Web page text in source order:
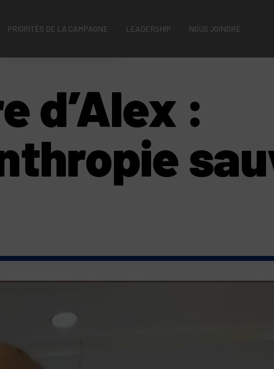
PRIORITÉS DE LA CAMPAGNE
Recherche et
innovation qui
transforment
des vies
LEADERSHIP NOUS JOINDRE
d’Alex :